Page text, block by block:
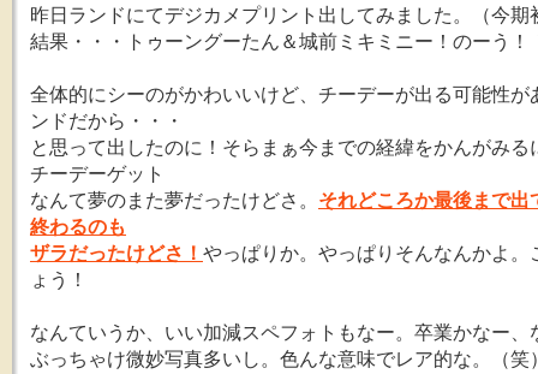
昨日ランドにてデジカメプリント出してみました。（今期
結果・・・トゥーングーたん＆城前ミキミニー！のーう！
全体的にシーのがかわいいけど、チーデーが出る可能性が
ンドだから・・・
と思って出したのに！そらまぁ今までの経緯をかんがみる
チーデーゲット
なんて夢のまた夢だったけどさ。 それどころか最後まで出
終わるのも
ザラだったけどさ！ やっぱりか。やっぱりそんなんかよ。
ょう！
なんていうか、いい加減スペフォトもなー。卒業かなー、
ぶっちゃけ微妙写真多いし。色んな意味でレア的な。（笑